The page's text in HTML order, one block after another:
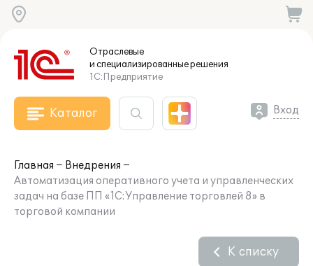
Отраслевые
и специализированныерешения
1С:Предприятие
Каталог Вход
Главная
Внедрения
Автоматизация оперативного учета и управленческих
задач на базе ПП «1С:Управление торговлей 8» в
торговой компании
К списку